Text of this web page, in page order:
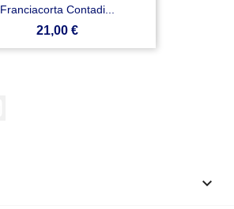
Franciacorta Contadi...
Prezzo
21,00 €
